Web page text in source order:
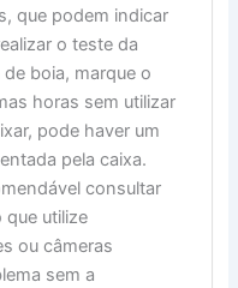
que podem indicar
o teste da
boia, marque o
horas sem utilizar
pode haver um
pela caixa.
consultar
que utilize
ou câmeras
sem a